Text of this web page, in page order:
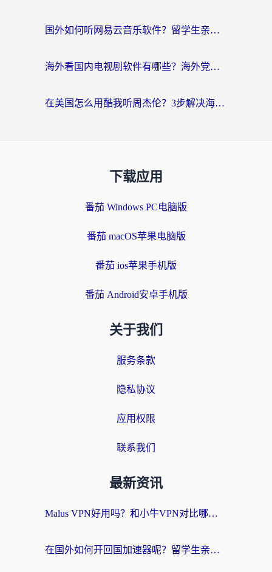
国外如何听网易云音乐软件？留学生亲测有效的回国加速方案
海外看国内电视剧软件有哪些？海外党专属追剧指南来了
在美国怎么用酷我听周杰伦？3步解决海外听歌地域限制，附QQ音乐网易云通用技巧
下载应用
番茄 Windows PC电脑版
番茄 macOS苹果电脑版
番茄 ios苹果手机版
番茄 Android安卓手机版
关于我们
服务条款
隐私协议
应用权限
联系我们
最新资讯
Malus VPN好用吗？和小牛VPN对比哪个回国效果更好？海外党亲测实用指南
在国外如何开回国加速器呢？留学生亲测的无缝访问国内资源指南